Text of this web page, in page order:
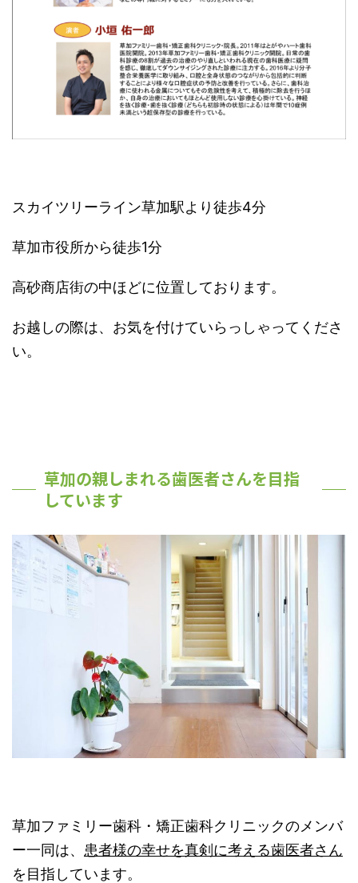
スカイツリーライン草加駅より徒歩4分
草加市役所から徒歩1分
高砂商店街の中ほどに位置しております。
お越しの際は、お気を付けていらっしゃってくださ
い。
草加の親しまれる歯医者さんを目指
しています
草加ファミリー歯科・矯正歯科クリニックのメンバ
ー一同は、 患者様の幸せを真剣に考える歯医者さん
を目指しています。